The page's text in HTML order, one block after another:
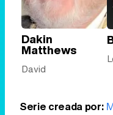
Dakin
Matthews
David
Serie creada por: